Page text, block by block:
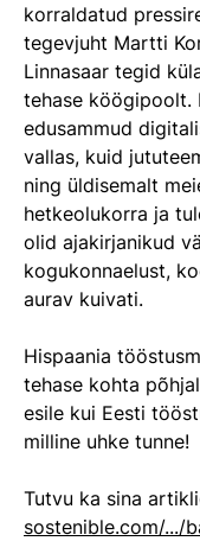
korraldatud
tegevjuht Martti
Linnasaar tegid
tehase köögipoolt.
edusammud
vallas, kuid
ning üldisemalt
hetkeolukorra ja
olid ajakirjanikud
kogukonnaelust,
aurav kuivati.
Hispaania
tehase kohta
esile kui Eesti
milline uhke tunne!
Tutvu ka sina
sostenible.com/.../